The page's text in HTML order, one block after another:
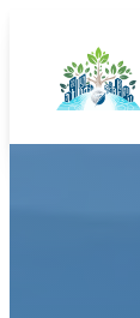
springen